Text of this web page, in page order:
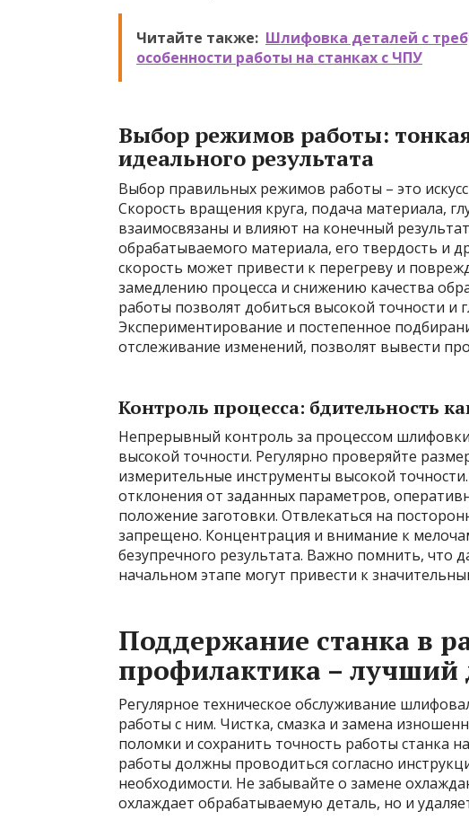
Читайте также: Шлифовка деталей с
особенности работы на станках с ЧПУ
Выбор режимов работы:
идеального результата
Выбор правильных режимов работы – это
Скорость вращения круга, подача материала,
взаимосвязаны и влияют на конечный
обрабатываемого материала, его твердость и
скорость может привести к перегреву и
замедлению процесса и снижению качества
работы позволят добиться высокой точности и
Экспериментирование и постепенное
отслеживание изменений, позволят вывести
Контроль процесса: бдительность
Непрерывный контроль за процессом
высокой точности. Регулярно проверяйте
измерительные инструменты высокой
отклонения от заданных параметров,
положение заготовки. Отвлекаться на
запрещено. Концентрация и внимание к
безупречного результата. Важно помнить, что
начальном этапе могут привести к
Поддержание станка в
профилактика – лучший
Регулярное техническое обслуживание
работы с ним. Чистка, смазка и замена
поломки и сохранить точность работы станка
работы должны проводиться согласно
необходимости. Не забывайте о замене
охлаждает обрабатываемую деталь, но и